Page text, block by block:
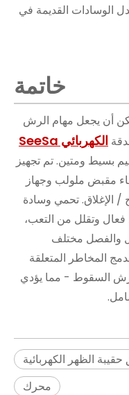
الوسادات القديمة في
خاتمة
أن يجعل مهام الرش
الكهربائي SeeSa
بسيط ومتين. تم تجهيز
مقبض ملولب وجهاز
/ الإغلاق. تحمي وسادة
وتقلل من التعب،
والفصل مختلف
المخاطر المتعلقة
السقوط - مما يؤدي
الظهر الكهربائية
محرك